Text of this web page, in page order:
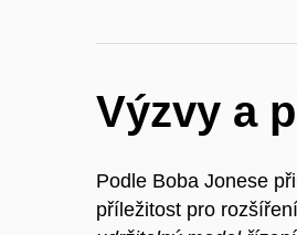
Výzvy a
Podle Boba Jonese
příležitost pro